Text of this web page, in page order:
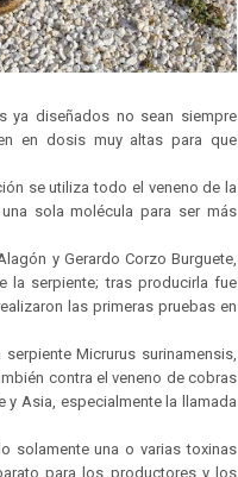
ya diseñados no sean siempre
en dosis muy altas para que
se utiliza todo el veneno de la
sola molécula para ser más
y Gerardo Corzo Burguete,
la serpiente; tras producirla fue
las primeras pruebas en
Micrurus surinamensis,
contra el veneno de cobras
y Asia, especialmente la llamada
solamente una o varias toxinas
para los productores y los